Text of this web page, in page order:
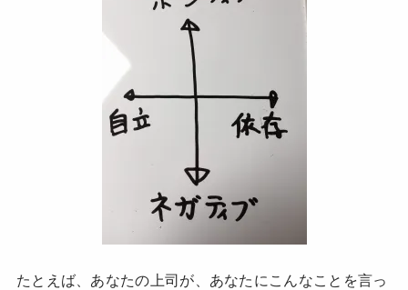
たとえば、あなたの上司が、あなたにこんなことを言っ